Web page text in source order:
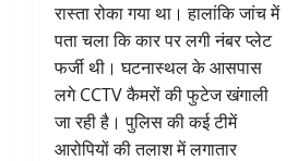
रास्ता रोका गया था। हालांकि जांच में
पता चला कि कार पर लगी नंबर प्लेट
फर्जी थी। घटनास्थल के आसपास
लगे CCTV कैमरों की फुटेज खंगाली
जा रही है। पुलिस की कई टीमें
आरोपियों की तलाश में लगातार